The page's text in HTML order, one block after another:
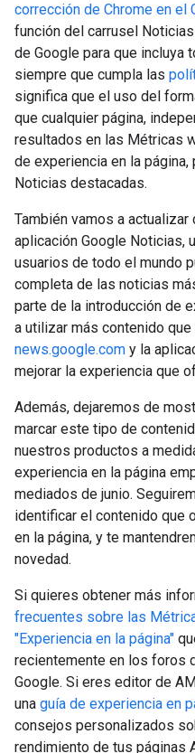
corrección de Chrome en el
función del carrusel
de Google para que incluya
siempre que cumpla las
significa que el uso del
que cualquier página,
resultados en las Métricas
de experiencia en la
Noticias destacadas.
También vamos a
aplicación Google Noticias,
usuarios de todo el mundo
completa de las noticias
parte de la introducción de
a utilizar más contenido
news.google.com y la
mejorar la experiencia que
Además, dejaremos de
marcar este tipo de
nuestros productos a
experiencia en la página
mediados de junio.
identificar el contenido que
en la página, y te
novedad.
Si quieres obtener más
frecuentes sobre las
"Experiencia en la página"
recientemente en los foros
Google. Si eres editor de
una guía de experiencia en
consejos personalizados
rendimiento de tus páginas